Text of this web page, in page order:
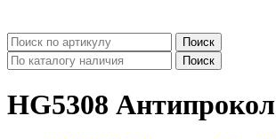
Поиск
Поиск
HG5308 Антипрокол